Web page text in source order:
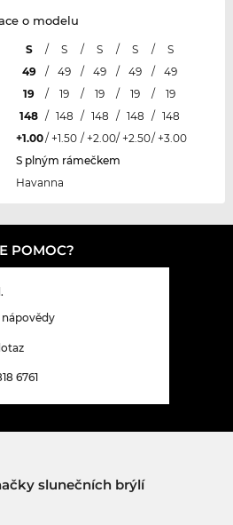
o modelu
S / S / S / S /
S
49 / 49 / 49 / 49 /
49
19 / 19 / 19 / 19 /
19
148 / 148 / 148 / 148 / 148
+1.00/ +1.50 / +2.00/ +2.50/ +3.00
S plným rámečkem
Havanna
POMOC?
6761
slunečních brýlí